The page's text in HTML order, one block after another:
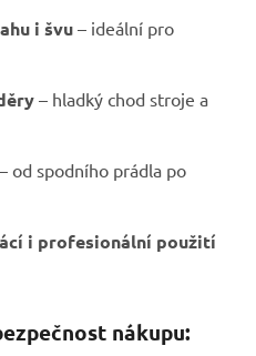
i švu – ideální pro
– hladký chod stroje a
– od spodního prádla po
i profesionální použití
nákupu: